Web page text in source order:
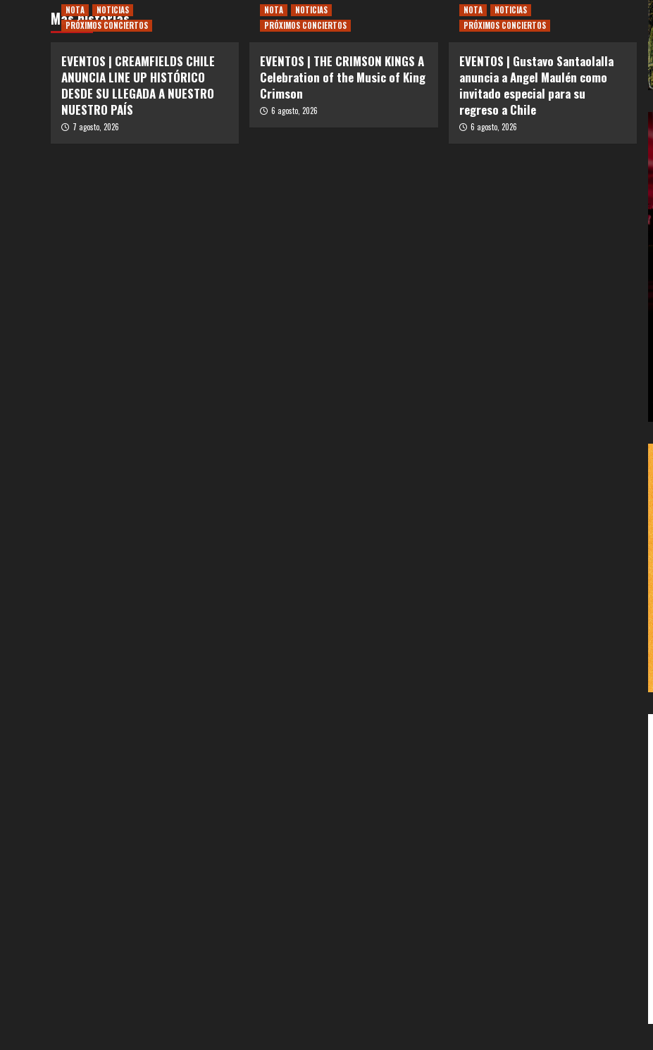
Más historias
NOTA
NOTICIAS
PRÓXIMOS CONCIERTOS
EVENTOS | CREAMFIELDS CHILE
ANUNCIA LINE UP HISTÓRICO
DESDE SU LLEGADA A NUESTRO
NUESTRO PAÍS
7 agosto, 2026
NOTA
NOTICIAS
PRÓXIMOS CONCIERTOS
EVENTOS | THE CRIMSON KINGS A
Celebration of the Music of King
Crimson
6 agosto, 2026
NOTA
NOTICIAS
PRÓXIMOS CONCIERTOS
EVENTOS | Gustavo Santaolalla
anuncia a Angel Maulén como
invitado especial para su
regreso a Chile
6 agosto, 2026